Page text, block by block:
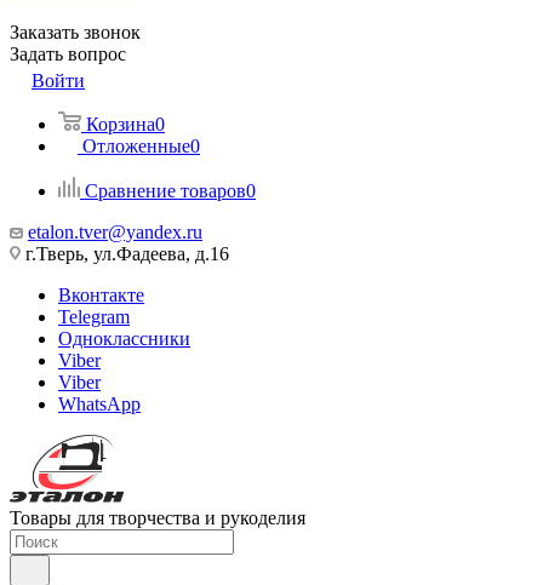
Заказать звонок
Задать вопрос
Войти
Корзина0
Отложенные0
Сравнение товаров0
etalon.tver@yandex.ru
г.Тверь, ул.Фадеева, д.16
Вконтакте
Telegram
Одноклассники
Viber
Viber
WhatsApp
Товары для творчества и рукоделия